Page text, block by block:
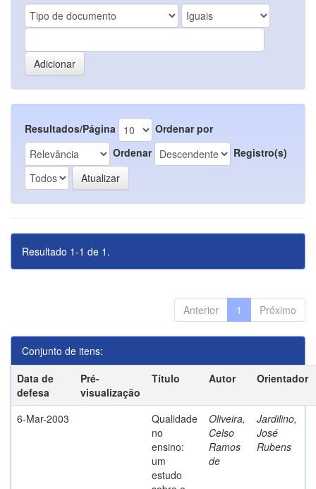
Resultados/Página
Ordenar por
Ordenar
Registro(s)
Resultado 1-1 de 1.
Anterior 1 Próximo
Conjunto de itens:
Data de
defesa
Pré-
visualização
Título Autor Orientador
6-Mar-2003
Qualidade
no
ensino:
um
estudo
Oliveira,
Celso
Ramos
de
Jardilino,
José
Rubens